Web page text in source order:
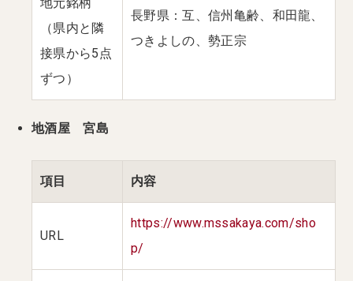
（県内と隣
接県から5点
ずつ）
長野県：互、信州亀齢、和田龍、
つきよしの、勢正宗
地酒屋 宮島
項目 内容
URL
https://www.mssakaya.com/sho
p/